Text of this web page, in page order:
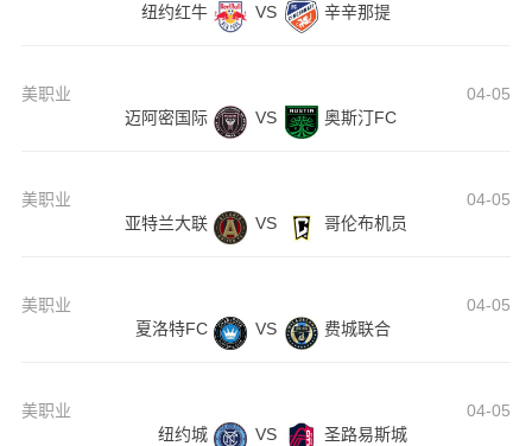
纽约红牛
VS 辛辛那提
美职业
04-05
迈阿密国际
VS 奥斯汀FC
美职业
04-05
亚特兰大联
VS 哥伦布机员
美职业
04-05
夏洛特FC
VS 费城联合
美职业
04-05
纽约城
VS 圣路易斯城